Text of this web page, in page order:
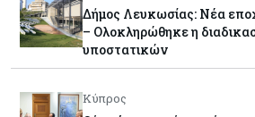
Δήμος Λευκωσίας: Νέα
– Ολοκληρώθηκε η
υποστατικών
Κύπρος